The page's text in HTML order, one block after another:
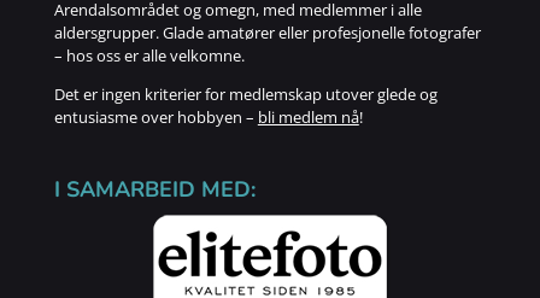
Arendalsområdet og omegn, med medlemmer i alle
aldersgrupper. Glade amatører eller profesjonelle fotografer
– hos oss er alle velkomne.
Det er ingen kriterier for medlemskap utover glede og
entusiasme over hobbyen – bli medlem nå!
I SAMARBEID MED: